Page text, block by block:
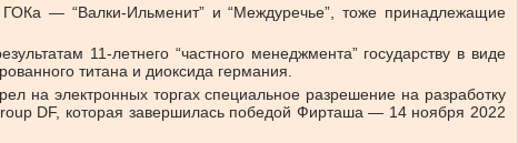
— “Валки-Ильменит” и “Междуречье”, тоже принадлежащие
11-летнего “частного менеджмента” государству в виде
титана и диоксида германия.
на электронных торгах специальное разрешение на разработку
DF, которая завершилась победой Фирташа — 14 ноября 2022